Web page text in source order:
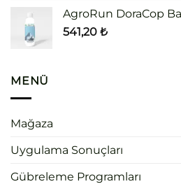
AgroRun DoraCop
541,20 ₺
MENÜ
Mağaza
Uygulama Sonuçları
Gübreleme Programları